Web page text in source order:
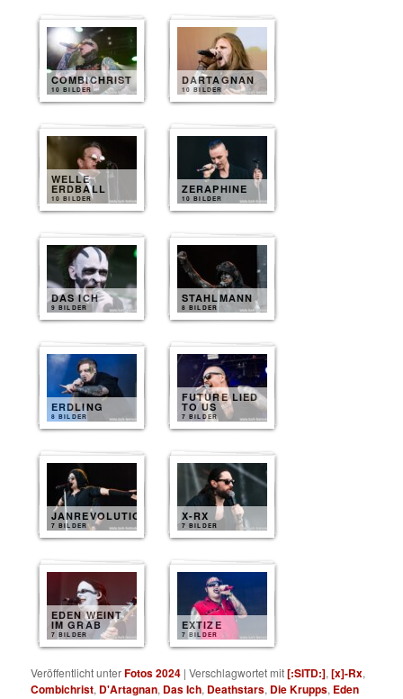
COMBICHRIST
10 BILDER
DARTAGNAN
10 BILDER
WELLE
ERDBALL
10 BILDER
ZERAPHINE
10 BILDER
DAS ICH
9 BILDER
STAHLMANN
8 BILDER
ERDLING
8 BILDER
FUTURE LIED
TO US
7 BILDER
JANREVOLUTION
7 BILDER
X-RX
7 BILDER
EDEN WEINT
IM GRAB
7 BILDER
EXTIZE
7 BILDER
Veröffentlicht unterFotos 2024 |Verschlagwortet mit[:SITD:],[x]-Rx,
Combichrist, D'Artagnan, Das Ich, Deathstars, Die Krupps, Eden